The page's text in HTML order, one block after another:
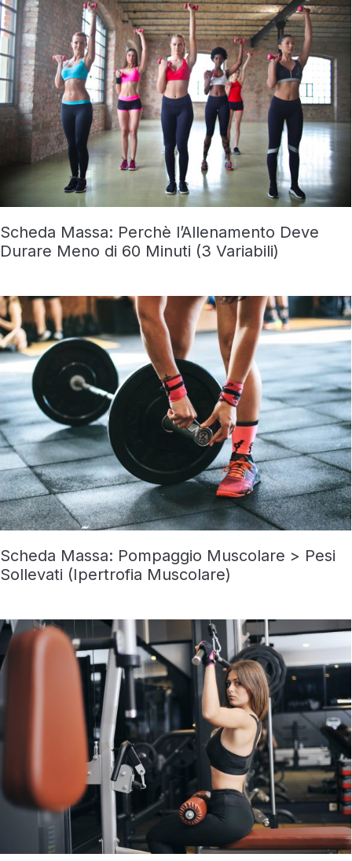
Scheda Massa: Perchè l’Allenamento Deve
Durare Meno di 60 Minuti (3 Variabili)
Scheda Massa: Pompaggio Muscolare > Pesi
Sollevati (Ipertrofia Muscolare)